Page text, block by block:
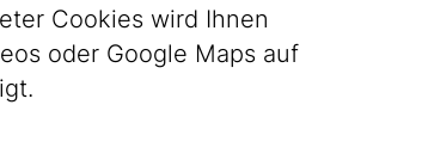
nötig. Vielen
Cookies wird Ihnen
oder Google Maps auf